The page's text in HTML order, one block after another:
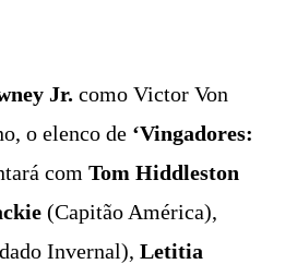
Jr. como Victor Von
o elenco de ‘Vingadores:
com Tom Hiddleston
(Capitão América),
Invernal), Letitia